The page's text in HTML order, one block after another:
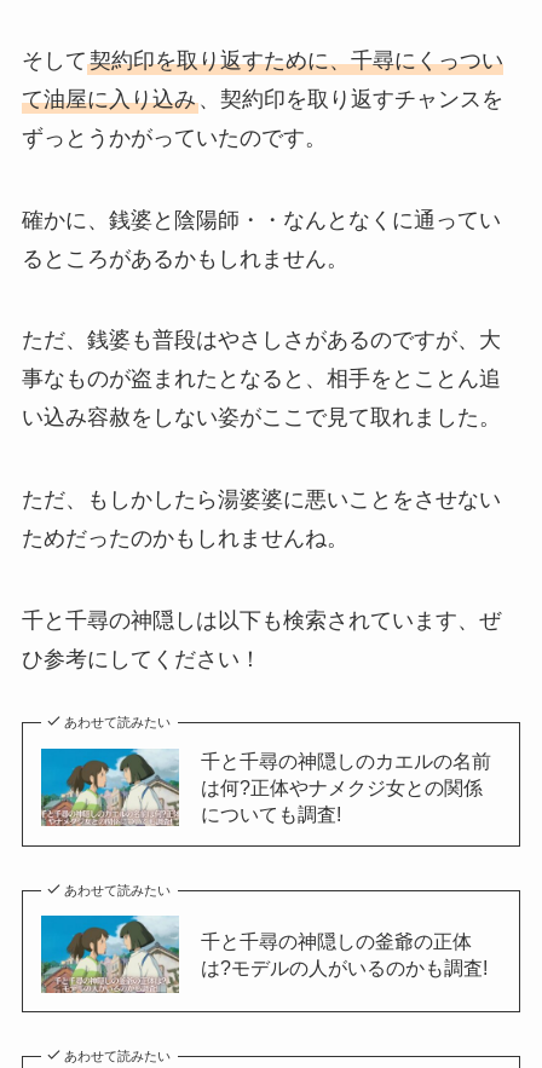
そして契約印を取り返すために、千尋にくっつい
て油屋に入り込み、契約印を取り返すチャンスを
ずっとうかがっていたのです。
確かに、銭婆と陰陽師・・なんとなくに通ってい
るところがあるかもしれません。
ただ、銭婆も普段はやさしさがあるのですが、大
事なものが盗まれたとなると、相手をとことん追
い込み容赦をしない姿がここで見て取れました。
ただ、もしかしたら湯婆婆に悪いことをさせない
ためだったのかもしれませんね。
千と千尋の神隠しは以下も検索されています、ぜ
ひ参考にしてください！
あわせて読みたい
千と千尋の神隠しのカエルの名前
は何?正体やナメクジ女との関係
についても調査!
あわせて読みたい
千と千尋の神隠しの釜爺の正体
は?モデルの人がいるのかも調査!
あわせて読みたい